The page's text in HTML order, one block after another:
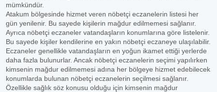
mümkündür.
Atakum bölgesinde hizmet veren nöbetçi eczanelerin listesi her
gün yenilenir. Bu sayede kişilerin mağdur edilmemesi sağlanır.
Ayrıca nöbetçi eczaneler vatandaşların konumlarına göre listelenir.
Bu sayede kişiler kendilerine en yakın nöbetçi eczaneye ulaşılabilir.
Eczaneler genellikle vatandaşların en yoğun ikamet ettiği yerlerde
daha fazla bulunurlar. Ancak nöbetçi eczanelerin seçimi yapılırken
kimsenin mağdur edilmemesi adına her bölgeye hizmet edebilecek
konumlarda bulunan nöbetçi eczanelerin seçilmesi sağlanır.
Özellikle sağlık söz konusu olduğu için kimsenin mağdur